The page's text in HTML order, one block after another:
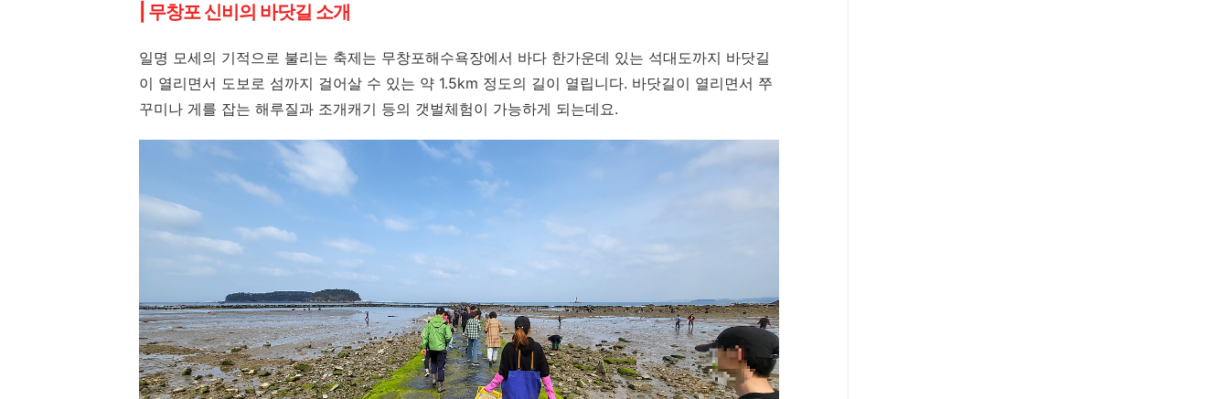
| 무창포 신비의 바닷길 소개
일명 모세의 기적으로 불리는 축제는 무창포해수욕장에서 바다 한가운데 있는 석대도까지 바닷길
이 열리면서 도보로 섬까지 걸어살 수 있는 약 1.5km 정도의 길이 열립니다. 바닷길이 열리면서 쭈
꾸미나 게를 잡는 해루질과 조개캐기 등의 갯벌체험이 가능하게 되는데요.